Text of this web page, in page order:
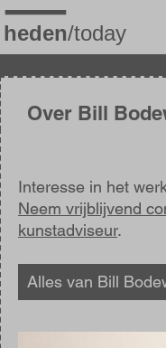
Overslaan
en
naar
inhoud
gaanOver Bill
Interesse in het
Neem vrijblijvend
kunstadviseur.
Alles van Bill